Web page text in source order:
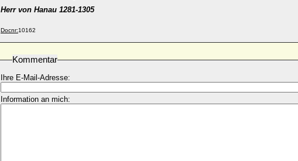
Herr von Hanau 1281-1305
Docnr:10162
Kommentar
Ihre E-Mail-Adresse:
Information an mich: